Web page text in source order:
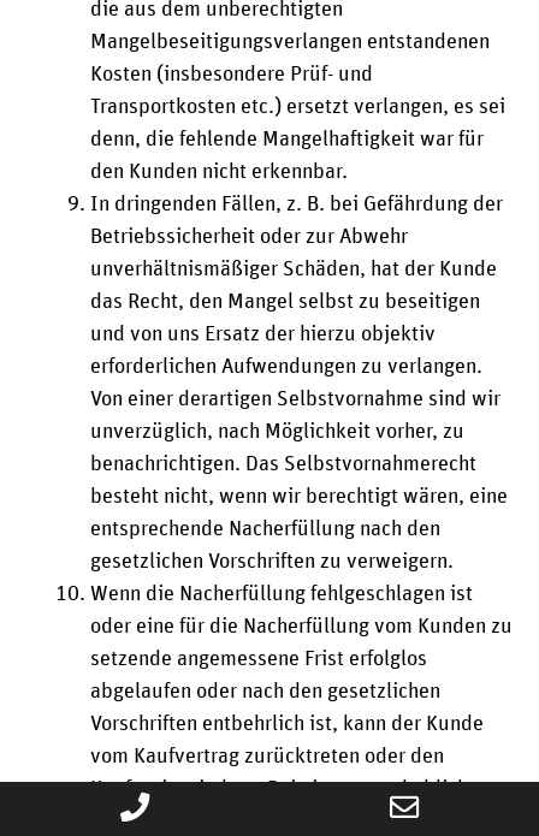
die aus dem unberechtigten
Mangelbeseitigungsverlangen entstandenen
Kosten (insbesondere Prüf- und
Transportkosten etc.) ersetzt verlangen, es sei
denn, die fehlende Mangelhaftigkeit war für
den Kunden nicht erkennbar.
In dringenden Fällen, z. B. bei Gefährdung der
Betriebssicherheit oder zur Abwehr
unverhältnismäßiger Schäden, hat der Kunde
das Recht, den Mangel selbst zu beseitigen
und von uns Ersatz der hierzu objektiv
erforderlichen Aufwendungen zu verlangen.
Von einer derartigen Selbstvornahme sind wir
unverzüglich, nach Möglichkeit vorher, zu
benachrichtigen. Das Selbstvornahmerecht
besteht nicht, wenn wir berechtigt wären, eine
entsprechende Nacherfüllung nach den
gesetzlichen Vorschriften zu verweigern.
Wenn die Nacherfüllung fehlgeschlagen ist
oder eine für die Nacherfüllung vom Kunden zu
setzende angemessene Frist erfolglos
abgelaufen oder nach den gesetzlichen
Vorschriften entbehrlich ist, kann der Kunde
vom Kaufvertrag zurücktreten oder den
Kaufpreis mindern. Bei einem unerheblichen
Mangel besteht jedoch kein Rücktrittsrecht.